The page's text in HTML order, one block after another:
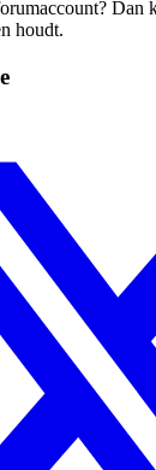
Dan
houdt.